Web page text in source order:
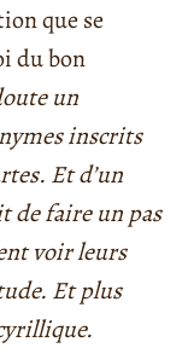
que se
du bon
un
inscrits
Et d’un
de faire un pas
voir leurs
Et plus